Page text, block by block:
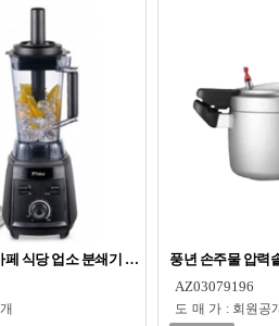
페 식당 업소 분쇄기 대용량 블랜더 2L
풍년 손주물 압력
AZ03079196
도매가 : 회원공